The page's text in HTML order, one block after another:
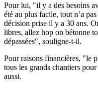
Pour lui, "il y a des besoins
été au plus facile, tout n’a
décision prise il y a 30 ans.
libres, allez hop on bétonne
dépassées", souligne-t-il.
Pour raisons financières, "le
tous les grands chantiers
aussi.